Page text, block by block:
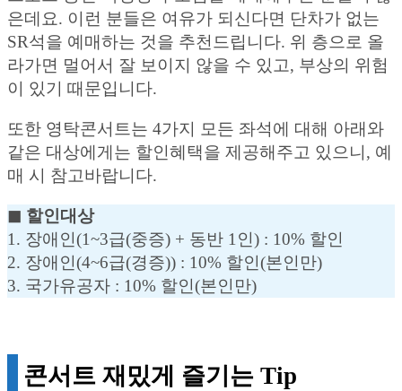
은데요. 이런 분들은 여유가 되신다면 단차가 없는
SR석을 예매하는 것을 추천드립니다. 위 층으로 올
라가면 멀어서 잘 보이지 않을 수 있고, 부상의 위험
이 있기 때문입니다.
또한 영탁콘서트는 4가지 모든 좌석에 대해 아래와
같은 대상에게는 할인혜택을 제공해주고 있으니, 예
매 시 참고바랍니다.
◼︎ 할인대상
1. 장애인(1~3급(중증) + 동반 1인) : 10% 할인
2. 장애인(4~6급(경증)) : 10% 할인(본인만)
3. 국가유공자 : 10% 할인(본인만)
콘서트 재밌게 즐기는 Tip